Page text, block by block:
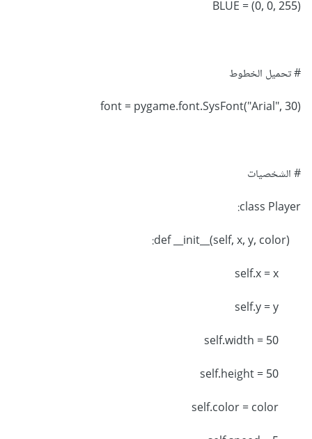
BLUE = (0, 0, 255)
# تحميل الخطوط
font = pygame.font.SysFont("Arial", 30)
# الشخصيات
class Player: